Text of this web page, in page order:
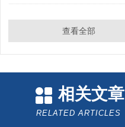
查看全部
相关文章
RELATED ARTICLES